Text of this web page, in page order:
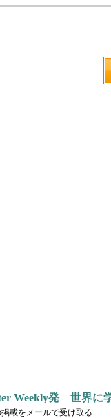
Weekly発 世界に
載をメールで受け取る